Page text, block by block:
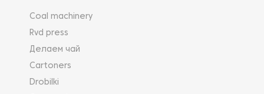
Coal machinery
Rvd press
Делаем чай
Cartoners
Drobilki